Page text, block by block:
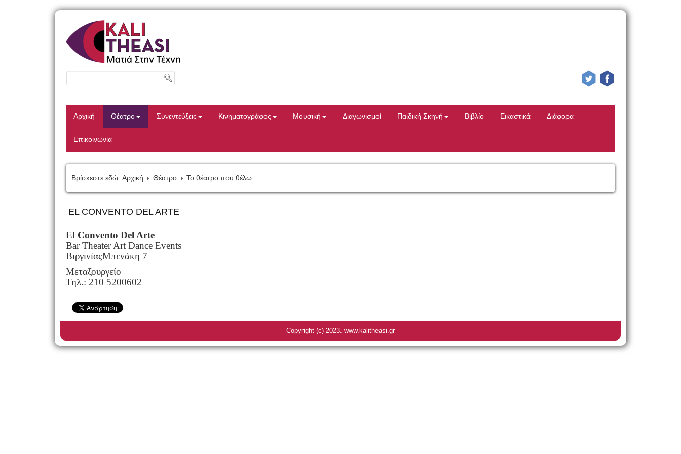
Αρχική Θέατρο Συνεντεύξεις Κινηματογράφος Μουσική Διαγωνισμοί Παιδική Σκηνή Βιβλίο Εικαστικά Διάφορα
Επικοινωνία
Βρίσκεστε εδώ: Αρχική Θέατρο Το θέατρο που θέλω
EL CONVENTO DEL ARTE
El Convento Del Arte
Bar Theater Art Dance Events
ΒιργινίαςΜπενάκη 7
Μεταξουργείο
Τηλ.: 210 5200602
Copyright (c) 2023. www.kalitheasi.gr